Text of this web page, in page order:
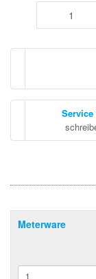
Service
Meterware